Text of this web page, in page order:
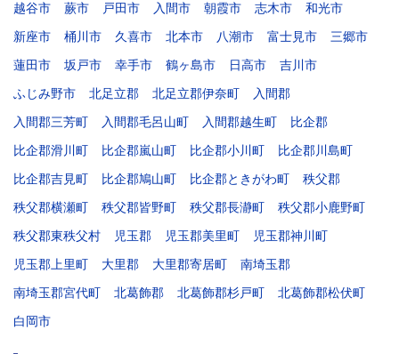
越谷市
蕨市 戸田市 入間市 朝霞市 志木市
和光市
新座市
桶川市 久喜市 北本市 八潮市 富士見市
三郷市
蓮田市
坂戸市 幸手市 鶴ヶ島市 日高市
吉川市
ふじみ野市
北足立郡 北足立郡伊奈町
入間郡
入間郡三芳町
入間郡毛呂山町 入間郡越生町
比企郡
比企郡滑川町
比企郡嵐山町 比企郡小川町
比企郡川島町
比企郡吉見町
比企郡鳩山町 比企郡ときがわ町
秩父郡
秩父郡横瀬町
秩父郡皆野町 秩父郡長瀞町
秩父郡小鹿野町
秩父郡東秩父村
児玉郡 児玉郡美里町
児玉郡神川町
児玉郡上里町
大里郡 大里郡寄居町
南埼玉郡
南埼玉郡宮代町
北葛飾郡 北葛飾郡杉戸町
北葛飾郡松伏町
白岡市